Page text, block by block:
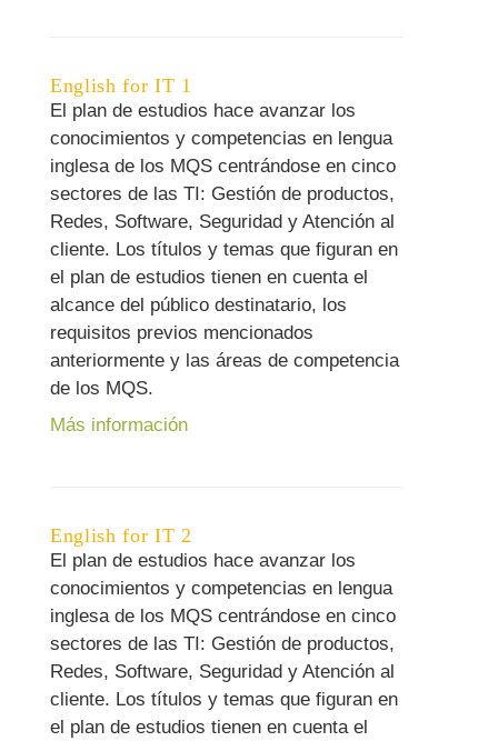
English for IT 1
El plan de estudios hace avanzar los
conocimientos y competencias en lengua
inglesa de los MQS centrándose en cinco
sectores de las TI: Gestión de productos,
Redes, Software, Seguridad y Atención al
cliente. Los títulos y temas que figuran en
el plan de estudios tienen en cuenta el
alcance del público destinatario, los
requisitos previos mencionados
anteriormente y las áreas de competencia
de los MQS.
Más información
English for IT 2
El plan de estudios hace avanzar los
conocimientos y competencias en lengua
inglesa de los MQS centrándose en cinco
sectores de las TI: Gestión de productos,
Redes, Software, Seguridad y Atención al
cliente. Los títulos y temas que figuran en
el plan de estudios tienen en cuenta el